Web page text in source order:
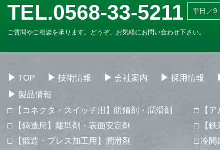
TEL.0568-33-5211 平日／9
ご質問やご相談を承ります。どうぞ、お気軽にお問い合わせ下さい。
TOP 技術情報 会社案内
採用情報
製品情報
【コネクタ・スイッチ用】防錆剤・潤滑剤
【
【鋳造用】離型剤・表面安定剤
【
【鍛造・プレス加工用】潤滑剤
冷間